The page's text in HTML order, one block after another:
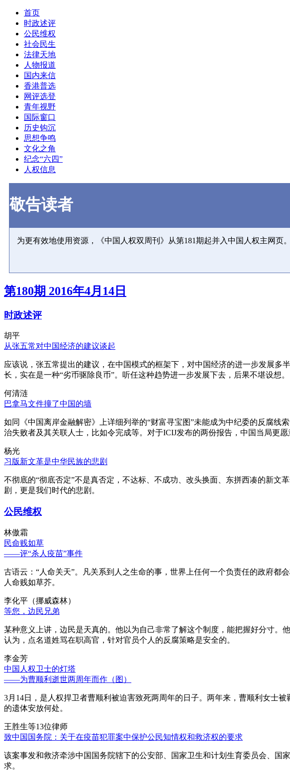
首页
时政述评
公民维权
社会民生
法律天地
人物报道
国内来信
香港普选
网评选登
青年视野
国际窗口
历史钩沉
思想争鸣
文化之角
纪念“六四”
人权信息
敬告读者
为更有效地使用资源，《中国人权双周刊》从第181期起并入中国人权主网页
第180期 2016年4月14日
时政述评
胡平
从张五常对中国经济的建议谈起
应该说，张五常提出的建议，在中国模式的框架下，对中国经济的进一步发展
长，实在是一种“劣币驱除良币”。听任这种趋势进一步发展下去，后果不堪设想。
何清涟
巴拿马文件撞了中国的墙
如同《中国离岸金融解密》上详细列举的“财富寻宝图”未能成为中纪委的反腐
治失败者及其关联人士，比如令完成等。对于ICIJ发布的两份报告，中国当局更愿
杨光
习版新文革是中华民族的悲剧
不彻底的“彻底否定”不是真否定，不达标、不成功、改头换面、东拼西凑的新文
剧，更是我们时代的悲剧。
公民维权
林傲霜
民命贱如草
——评“杀人疫苗”事件
古语云：“人命关天”。凡关系到人之生命的事，世界上任何一个负责任的政府都
人命贱如草芥。
李化平（挪威森林）
等您，边民兄弟
某种意义上讲，边民是天真的。他以为自己非常了解这个制度，能把握好分寸
认为，点名道姓骂在职高官，针对官员个人的反腐策略是安全的。
李金芳
中国人权卫士的灯塔
——为曹顺利逝世两周年而作（图）
3月14日，是人权捍卫者曹顺利被迫害致死两周年的日子。两年来，曹顺利女士
的遗体安放何处。
王胜生等13位律师
致中国国务院：关于在疫苗犯罪案中保护公民知情权和救济权的要求
该案事发和救济牵涉中国国务院辖下的公安部、国家卫生和计划生育委员会、
求。